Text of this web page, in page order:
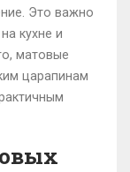
Это важно
кухне и
матовые
царапинам